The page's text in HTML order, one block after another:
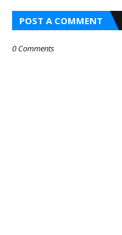
POST A COMMENT
0 Comments